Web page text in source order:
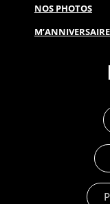
NOS PHOTOS
M’ANNIVERSAIRE